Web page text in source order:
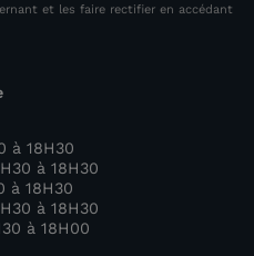
et les faire rectifier en accédant
à 18H30
à 18H30
à 18H30
à 18H30
à 18H00